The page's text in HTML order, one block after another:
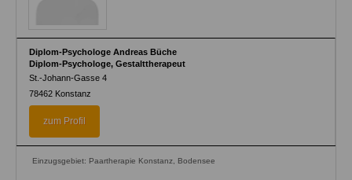
Diplom-Psychologe Andreas Büche
Diplom-Psychologe, Gestalttherapeut
St.-Johann-Gasse 4
78462 Konstanz
zum Profil
Einzugsgebiet: Paartherapie Konstanz, Bodensee